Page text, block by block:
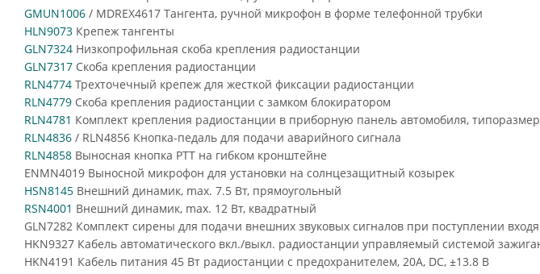
GMUN1006 / MDREX4617 Тангента, ручной микрофон в форме телефонной трубки
HLN9073 Крепеж тангенты
GLN7324 Низкопрофильная скоба крепления радиостанции
GLN7317 Скоба крепления радиостанции
RLN4774 Трехточечный крепеж для жесткой фиксации радиостанции
RLN4779 Скоба крепления радиостанции с замком блокиратором
RLN4781 Комплект крепления радиостанции в приборную панель автомобиля,
RLN4836 / RLN4856 Кнопка-педаль для подачи аварийного сигнала
RLN4858 Выносная кнопка PTT на гибком кронштейне
ENMN4019 Выносной микрофон для установки на солнцезащитный козырек
HSN8145 Внешний динамик, max. 7.5 Вт, прямоугольный
RSN4001 Внешний динамик, max. 12 Вт, квадратный
GLN7282 Комплект сирены для подачи внешних звуковых сигналов при поступлении
HKN9327 Кабель автоматического вкл./выкл. радиостанции управляемый системой
HKN4191 Кабель питания 45 Вт радиостанции с предохранителем, 20А, DC, ±13.8 В